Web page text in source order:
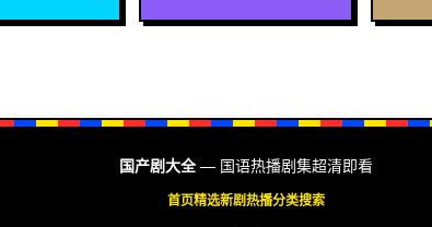
国产剧大全— 国语热播剧集超清即看
首页精选新剧热播分类搜索